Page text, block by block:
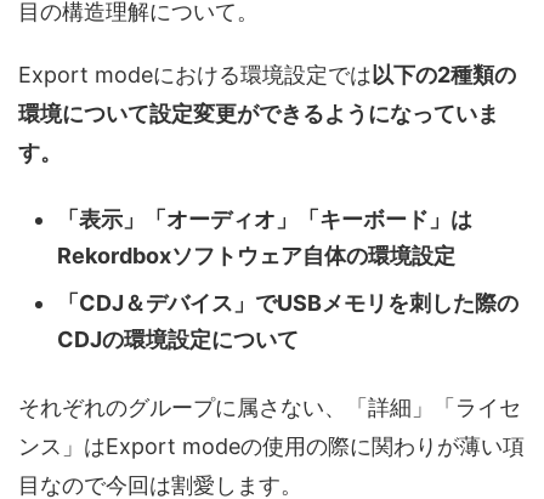
目の構造理解について。
Export modeにおける環境設定では以下の2種類の
環境について設定変更ができるようになっていま
す。
「表示」「オーディオ」「キーボード」は
Rekordboxソフトウェア自体の環境設定
「CDJ＆デバイス」でUSBメモリを刺した際の
CDJの環境設定について
それぞれのグループに属さない、「詳細」「ライセ
ンス」はExport modeの使用の際に関わりが薄い項
目なので今回は割愛します。